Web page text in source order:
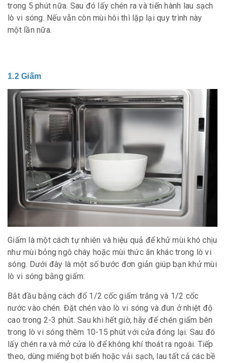
trong 5 phút nữa. Sau đó lấy chén ra và tiến hành lau sạch
lò vi sóng. Nếu vẫn còn mùi hôi thì lặp lại quy trình này
một lần nữa.
1.2 Giấm
Giấm là một cách tự nhiên và hiệu quả để khử mùi khó chịu
như mùi bỏng ngô cháy hoặc mùi thức ăn khác trong lò vi
sóng. Dưới đây là một số bước đơn giản giúp bạn khử mùi
lò vi sóng bằng giấm:
Bắt đầu bằng cách đổ 1/2 cốc giấm trắng và 1/2 cốc
nước vào chén. Đặt chén vào lò vi sóng và đun ở nhiệt độ
cao trong 2-3 phút. Sau khi hết giờ, hãy để chén giấm bên
trong lò vi sóng thêm 10-15 phút với cửa đóng lại. Sau đó
lấy chén ra và mở cửa lò để không khí thoát ra ngoài. Tiếp
theo, dùng miếng bọt biển hoặc vải sạch, lau tất cả các bề